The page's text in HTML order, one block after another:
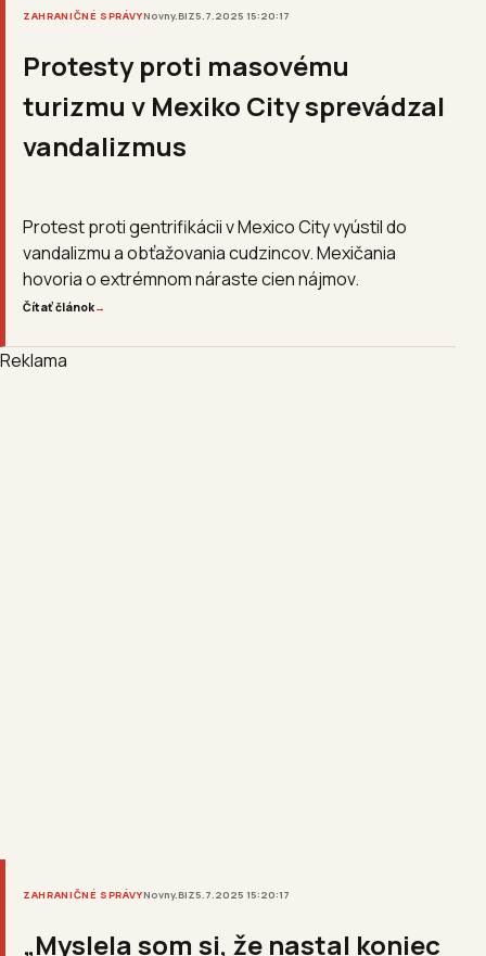
ZAHRANIČNÉ SPRÁVYNovny.BIZ5.7.2025 15:20:17
Protesty proti masovému
turizmu v Mexiko City sprevádzal
vandalizmus
Protest proti gentrifikácii v Mexico City vyústil do
vandalizmu a obťažovania cudzincov. Mexičania
hovoria o extrémnom náraste cien nájmov.
Čítať článok→
Reklama
ZAHRANIČNÉ SPRÁVYNovny.BIZ5.7.2025 15:20:17
„Myslela som si, že nastal koniec